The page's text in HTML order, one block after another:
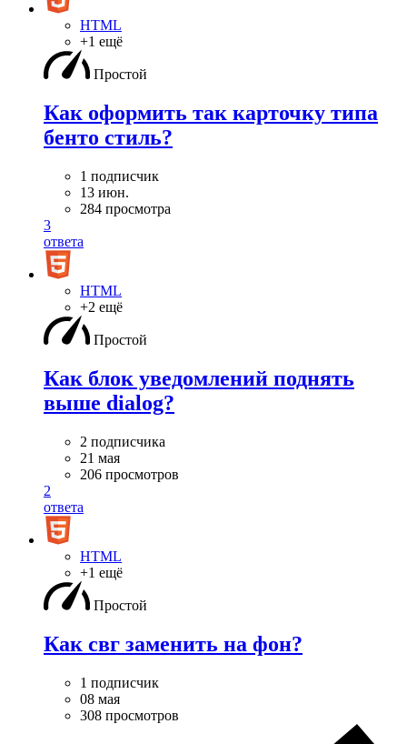
HTML
+1 ещё
Простой
Как оформить так карточку типа
бенто стиль?
1 подписчик
13 июн.
284 просмотра
3
ответа
HTML
+2 ещё
Простой
Как блок уведомлений поднять
выше dialog?
2 подписчика
21 мая
206 просмотров
2
ответа
HTML
+1 ещё
Простой
Как свг заменить на фон?
1 подписчик
08 мая
308 просмотров